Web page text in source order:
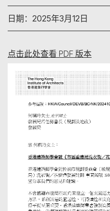
日期：2025年3月12日
点击此处查看 PDF 版本